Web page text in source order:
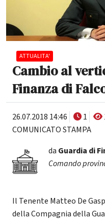
ATTUALITA'
Cambio al
Finanza di
26.07.2018 14:46 1
COMUNICATO STAMPA
da Guardia di
Comando
Il Tenente Matteo De
della Compagnia della